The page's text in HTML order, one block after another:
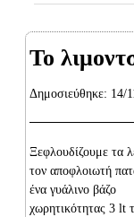
Το
Δημοσιεύθηκε: 14/
Ξεφλουδίζουμε τα
τον αποφλοιωτή
ένα γυάλινο βάζο
χωρητικότητας 3 lt